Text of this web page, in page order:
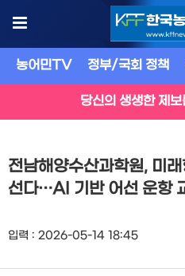
농어민TV 정부/국회 정책
당신의 생생한 제
전남해양수산과학원, 미
선다…AI 기반 어선 운항
입력 : 2026-05-14 18:45